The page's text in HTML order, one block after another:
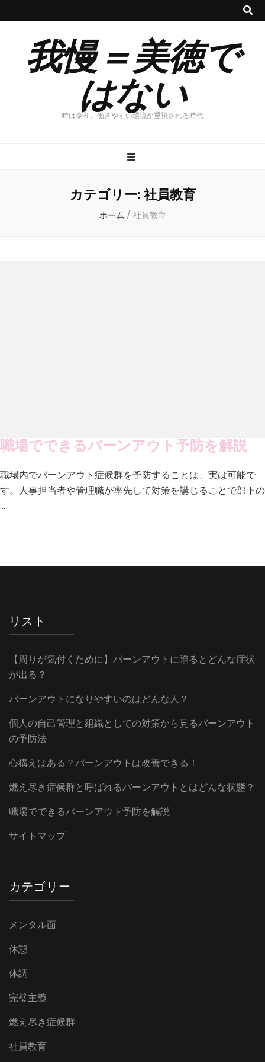
我慢＝美徳で
はない
時は令和、働きやすい環境が重視される時代
カテゴリー: 社員教育
ホーム / 社員教育
職場でできるバーンアウト予防を解説
職場内でバーンアウト症候群を予防することは、実は可能で
す。人事担当者や管理職が率先して対策を講じることで部下の
…
リスト
【周りが気付くために】バーンアウトに陥るとどんな症状
が出る？
バーンアウトになりやすいのはどんな人？
個人の自己管理と組織としての対策から見るバーンアウト
の予防法
心構えはある？バーンアウトは改善できる！
燃え尽き症候群と呼ばれるバーンアウトとはどんな状態？
職場でできるバーンアウト予防を解説
サイトマップ
カテゴリー
メンタル面
休憩
体調
完璧主義
燃え尽き症候群
社員教育